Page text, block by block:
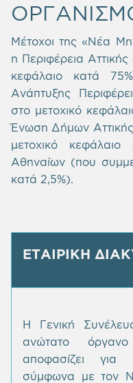
Μέτοχοι της «Νέα
η Περιφέρεια
κεφάλαιο κατά
Ανάπτυξης
στο μετοχικό
Ένωση Δήμων
μετοχικό
Αθηναίων (που
κατά 2,5%).
ΕΤΑΙΡΙΚΗ
Η Γενική
ανώτατο
αποφασίζει για
σύμφωνα με τον